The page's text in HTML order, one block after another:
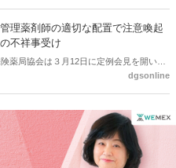
」との疑問を呈した上で、「規模の大小
アウトプットで評価すべき」との考えを
理薬剤師の適切な配置で注意喚起
不祥事受け
険薬局協会は３月12日に定例会見を開い
子会社の不祥事受けて、管理薬剤師の適切
dgsonline